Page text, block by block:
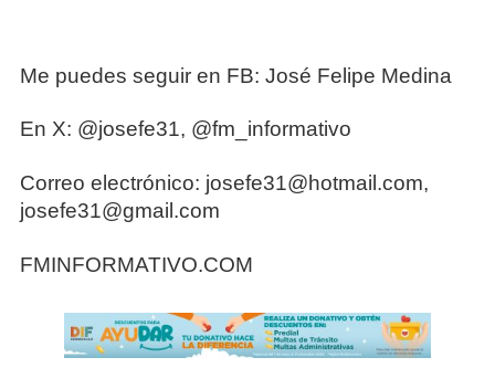
Me puedes seguir en FB: José Felipe Medina
En X: @josefe31, @fm_informativo
Correo electrónico: josefe31@hotmail.com,
josefe31@gmail.com
FMINFORMATIVO.COM